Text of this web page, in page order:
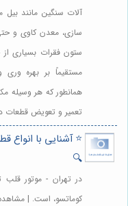
آلات سنگین مانند بیل
سازی، معدن کاوی و
ستون فقرات بسیاری
مستقیماً بر بهره
همانطور که هر وسیله
تعمیر و تعویض قطعات
⭐️ آشنایی با انواع
🔍
در تهران - موتور قلب
کوماتسو، است. |